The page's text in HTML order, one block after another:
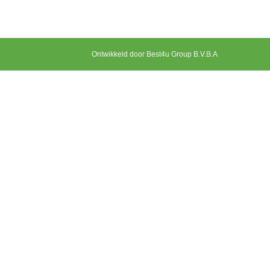
Ontwikkeld door Best4u Group B.V.B.A